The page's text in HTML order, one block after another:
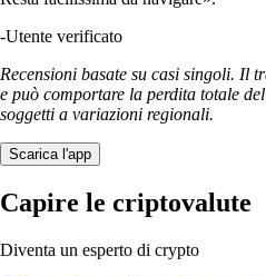
-Utente verificato
Recensioni basate su casi singoli. Il
e può comportare la perdita totale
soggetti a variazioni regionali.
Scarica l'app
Capire le criptovalute
Diventa un esperto di crypto